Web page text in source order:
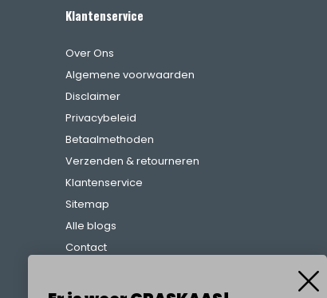
Klantenservice
Over Ons
Algemene voorwaarden
Disclaimer
Privacybeleid
Betaalmethoden
Verzenden & retourneren
Klantenservice
Sitemap
Alle blogs
Contact
Referenties